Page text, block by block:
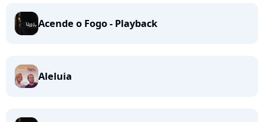
Acende o Fogo - Playback
Aleluia